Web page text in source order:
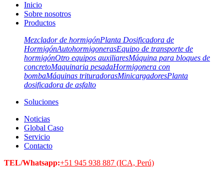
Inicio
Sobre nosotros
Productos
Mezclador de hormigónPlanta Dosificadora de
HormigónAutohormigonerasEquipo de transporte de
hormigónOtro equipos auxiliaresMáquina para bloques de
concretoMaquinaria pesadaHormigonera con
bombaMáquinas trituradorasMinicargadoresPlanta
dosificadora de asfalto
Soluciones
Noticias
Global Caso
Servicio
Contacto
TEL/Whatsapp:+51 945 938 887 (ICA, Perú)